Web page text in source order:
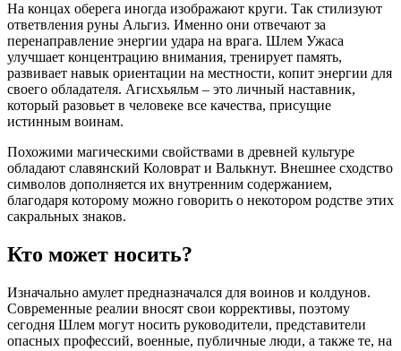
На концах оберега иногда изображают круги. Так стилизуют
ответвления руны Альгиз. Именно они отвечают за
перенаправление энергии удара на врага. Шлем Ужаса
улучшает концентрацию внимания, тренирует память,
развивает навык ориентации на местности, копит энергии для
своего обладателя. Агисхьяльм – это личный наставник,
который разовьет в человеке все качества, присущие
истинным воинам.
Похожими магическими свойствами в древней культуре
обладают славянский Коловрат и Валькнут. Внешнее сходство
символов дополняется их внутренним содержанием,
благодаря которому можно говорить о некотором родстве этих
сакральных знаков.
Кто может носить?
Изначально амулет предназначался для воинов и колдунов.
Современные реалии вносят свои коррективы, поэтому
сегодня Шлем могут носить руководители, представители
опасных профессий, военные, публичные люди, а также те, на